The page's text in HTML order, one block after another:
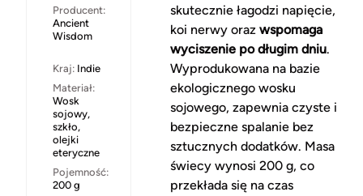
Producent:
Ancient
Wisdom
Kraj: Indie
Materiał:
Wosk
sojowy,
szkło,
olejki
eteryczne
Pojemność:
200 g
skutecznie łagodzi napięcie,
koi nerwy oraz wspomaga
wyciszenie po długim dniu.
Wyprodukowana na bazie
ekologicznego wosku
sojowego, zapewnia czyste i
bezpieczne spalanie bez
sztucznych dodatków. Masa
świecy wynosi 200 g, co
przekłada się na czas